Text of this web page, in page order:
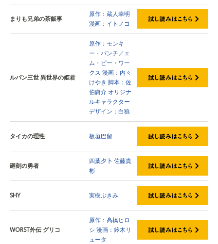
まりも兄弟の茶飯事
原作：蔵人幸明
漫画：イトノコ
ルパン三世 異世界の姫君
原作：モンキ
ー・パンチ／エ
ム・ピー・ワー
クス 漫画：内々
けやき 脚本：佐
伯庸介 オリジナ
ルキャラクター
デザイン：白狼
タイカの理性 板垣巴留
廻刻の勇者
四葉夕卜 佐藤貴
彬
SHY 実樹ぶきみ
WORST外伝 グリコ
原作：髙橋ヒロ
シ 漫画：鈴木リ
ュータ